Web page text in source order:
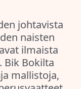
johtavista
naisten
ilmaista
Bik Bokilta
mallistoja,